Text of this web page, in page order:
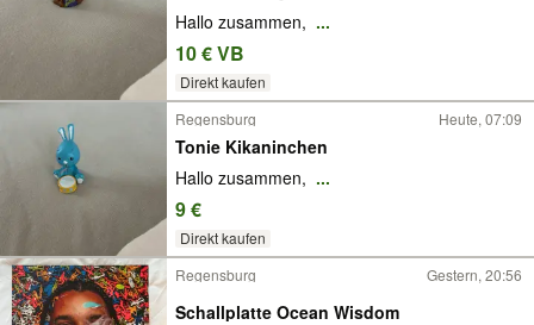
Hallo zusammen, ...
10 € VB
Direkt kaufen
Regensburg
Heute, 07:09
Tonie Kikaninchen
Hallo zusammen, ...
9 €
Direkt kaufen
Regensburg Gestern, 20:56
Schallplatte Ocean Wisdom